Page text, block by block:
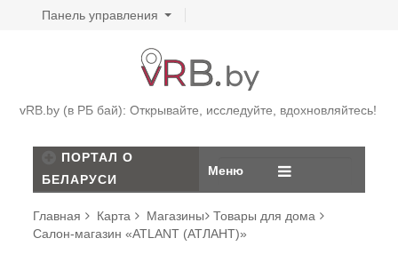
Панель управления
vRB.by (в РБ бай): Открывайте, исследуйте, вдохновляйтесь!
ПОРТАЛ О
БЕЛАРУСИ
Меню
Главная Карта Магазины
Товары для дома
Салон-магазин «ATLANT (АТЛАНТ)»